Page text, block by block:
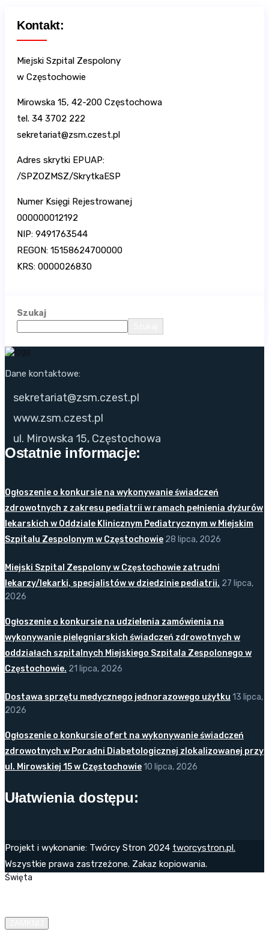
Kontakt:
Miejski Szpital Zespolony
w Częstochowie
Mirowska 15, 42-200 Częstochowa
tel. 34 3702 222
sekretariat@zsm.czest.pl
Adres skrytki EPUAP:
/SPZOZMSZ/SkrytkaESP
Numer Księgi Rejestrowanej
000000012192
NIP: 9491763544
REGON: 15158624700000
KRS: 0000026830
Szukaj
Dane kontaktowe:
sekretariat@zsm.czest.pl
www.zsm.czest.pl
ul. Mirowska 15, Częstochowa
Ostatnie informacje:
Ogłoszenie o konkursie na wykonywanie świadczeń
zdrowotnych z zakresu pediatrii w ramach pełnienia dyżurów
lekarskich w Oddziale Klinicznym Pediatrycznym w Miejskim
Szpitalu Zespolonym w Częstochowie 28 lipca, 2026
Miejski Szpital Zespolony w Częstochowie zatrudni
lekarzy/lekarki, specjalistów w dziedzinie pediatrii. 27 lipca,
2026
Ogłoszenie o konkursie na udzielenia zamówienia na
wykonywanie pielęgniarskich świadczeń zdrowotnych w
oddziałach szpitalnych Miejskiego Szpitala Zespolonego w
Częstochowie. 21 lipca, 2026
Dostawa sprzętu medycznego jednorazowego użytku 13 lipca,
2026
Ogłoszenie o konkursie ofert na wykonywanie świadczeń
zdrowotnych w Poradni Diabetologicznej zlokalizowanej przy
ul. Mirowskiej 15 w Częstochowie10 lipca, 2026
Ułatwienia dostępu:
Projekt i wykonanie: Twórcy Stron 2024 tworcystron.pl.
Wszystkie prawa zastrzeżone. Zakaz kopiowania.
Święta